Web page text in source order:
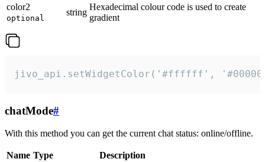
color2
optional
string
Hexadecimal colour code is used to create
gradient
jivo_api.setWidgetColor('#ffffff',
chatMode#
With this method you can get the current chat status: online/offline.
Name Type
Description